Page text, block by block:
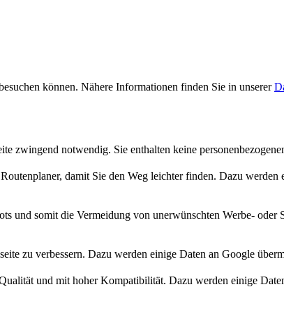
können. Nähere Informationen finden Sie in unserer
zwingend notwendig. Sie enthalten keine
damit Sie den Weg leichter finden. Dazu
und somit die Vermeidung von unerwünschten Werbe-
zu verbessern. Dazu werden einige Daten an Google
und mit hoher Kompatibilität. Dazu werden einige